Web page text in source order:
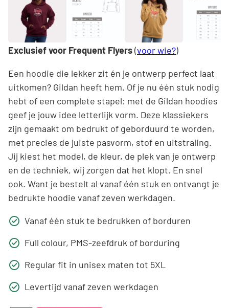
Exclusief voor Frequent Flyers(voor wie?)
Een hoodie die lekker zit én je ontwerp perfect laat
uitkomen? Gildan heeft hem. Of je nu één stuk nodig
hebt of een complete stapel: met de Gildan hoodies
geef je jouw idee letterlijk vorm. Deze klassiekers
zijn gemaakt om bedrukt of geborduurd te worden,
met precies de juiste pasvorm, stof en uitstraling.
Jij kiest het model, de kleur, de plek van je ontwerp
en de techniek, wij zorgen dat het klopt. En snel
ook. Want je bestelt al vanaf één stuk en ontvangt je
bedrukte hoodie vanaf zeven werkdagen.
Vanaf één stuk te bedrukken of borduren
Full colour, PMS-zeefdruk of borduring
Regular fit in unisex maten tot 5XL
Levertijd vanaf zeven werkdagen